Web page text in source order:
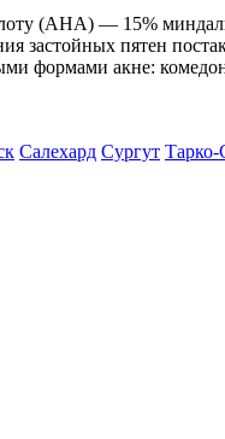
(AHA) — 15%
застойных пятен
формами акне:
Салехард Сургут Тарко-